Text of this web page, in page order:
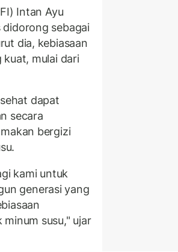
Intan Ayu
sebagai
dia, kebiasaan
mulai dari
dapat
secara
bergizi
kami untuk
generasi yang
susu," ujar